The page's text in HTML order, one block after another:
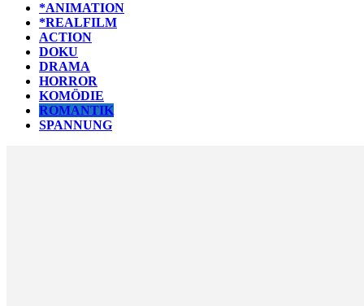
*ANIMATION
*REALFILM
ACTION
DOKU
DRAMA
HORROR
KOMÖDIE
ROMANTIK
SPANNUNG